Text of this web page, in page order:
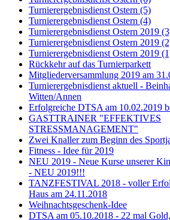
Turnierergebnisdienst Ostern (5)
Turnierergebnisdienst Ostern (4)
Turnierergebnisdienst Ostern 2019
Turnierergebnisdienst Ostern 2019
Turnierergebnisdienst Ostern 2019
Rückkehr auf das Turnierparkett
Mitgliederversammlung 2019 am
Turnierergebnisdienst aktuell -
Witten/Annen
Erfolgreiche DTSA am 10.02.2019
GASTTRAINER "EFFEKTIVES
STRESSMANAGEMENT"
Zwei Knaller zum Beginn des
Fitness - Idee für 2019
NEU 2019 - Neue Kurse unserer
- NEU 2019!!!
TANZFESTIVAL 2018 - voller
Haus am 24.11.2018
Weihnachtsgeschenk-Idee
DTSA am 05.10.2018 - 22 mal